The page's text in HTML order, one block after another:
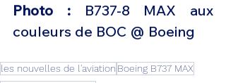
Photo : B737-8 MAX aux
couleurs de BOC @ Boeing
les nouvelles de l'aviation Boeing B737 MAX